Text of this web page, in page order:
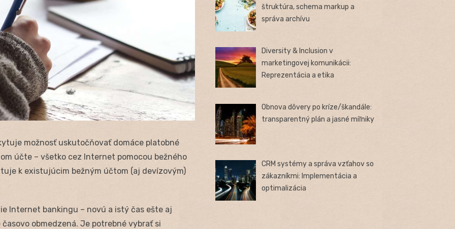
možnosť uskutočňovať domáce platobné
účte – všetko cez Internet pomocou bežného
k existujúcim bežným účtom (aj devízovým)
Internet bankingu – novú a istý čas ešte aj
obmedzená. Je potrebné vybrať si
štruktúra, schema markup a
správa archívu
Diversity & Inclusion v
marketingovej komunikácii:
Reprezentácia a etika
Obnova dôvery po kríze/škandále:
transparentný plán a jasné míľniky
CRM systémy a správa vzťahov so
zákazníkmi: Implementácia a
optimalizácia